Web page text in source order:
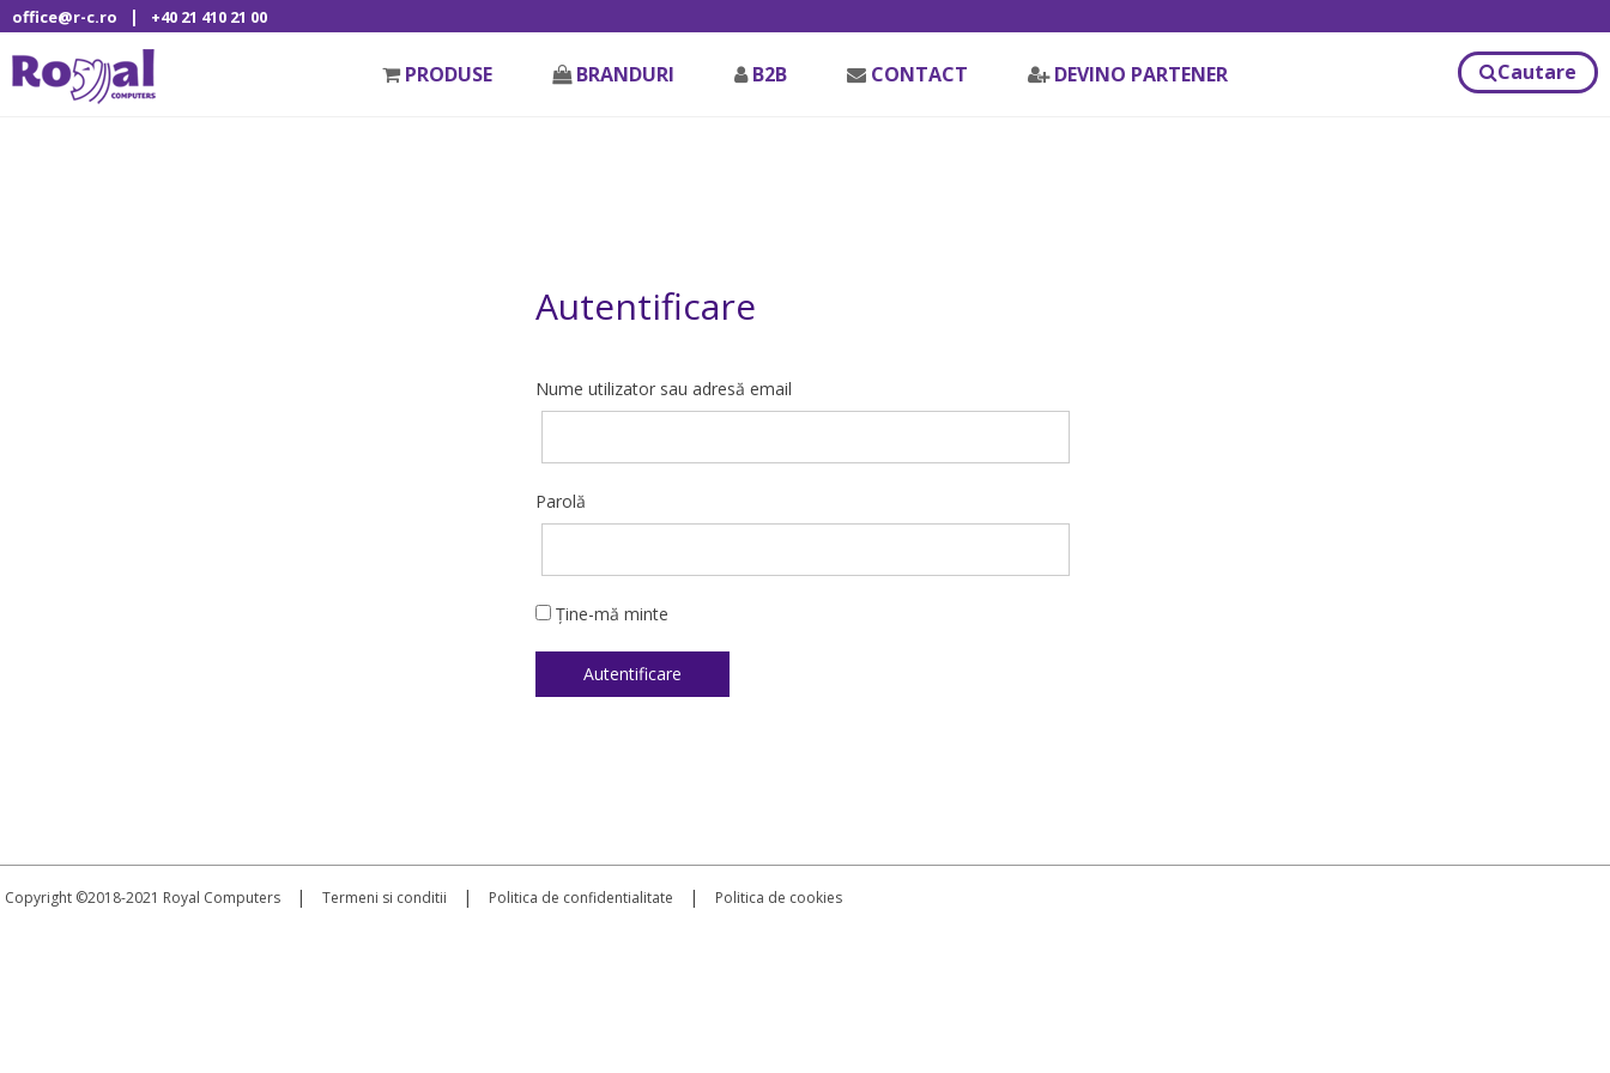
office@r-c.ro | +40 21 410 21 00
PRODUSE BRANDURI B2B CONTACT DEVINO PARTENER Cautare
Autentificare
Nume utilizator sau adresă email
Parolă
Ține-mă minte
Copyright ©2018-2021 Royal Computers | Termeni si conditii | Politica de confidentialitate | Politica de cookies